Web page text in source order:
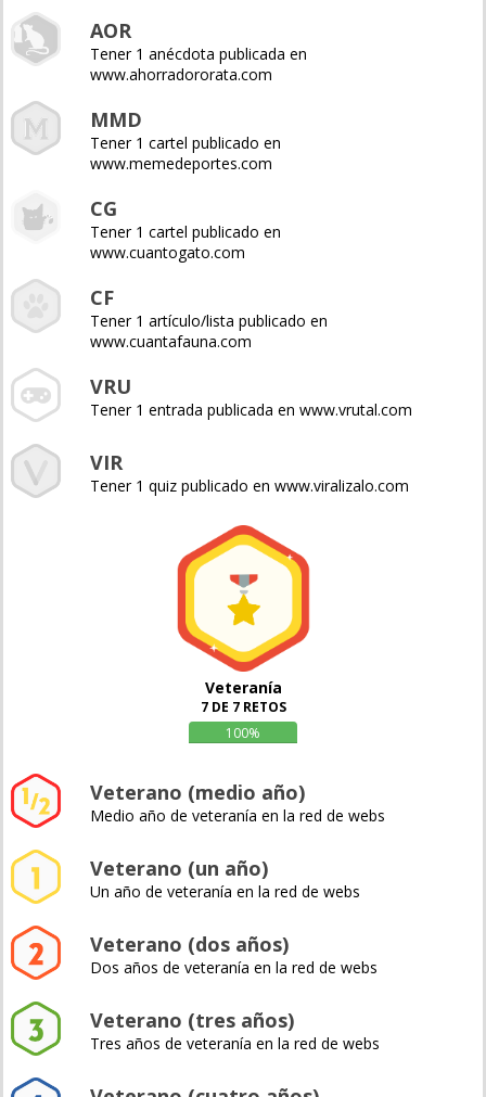
AOR
Tener 1 anécdota publicada en
www.ahorradororata.com
MMD
Tener 1 cartel publicado en
www.memedeportes.com
CG
Tener 1 cartel publicado en
www.cuantogato.com
CF
Tener 1 artículo/lista publicado en
www.cuantafauna.com
VRU
Tener 1 entrada publicada en www.vrutal.com
VIR
Tener 1 quiz publicado en www.viralizalo.com
Veteranía
7 DE 7 RETOS
100%
Veterano (medio año)
Medio año de veteranía en la red de webs
Veterano (un año)
Un año de veteranía en la red de webs
Veterano (dos años)
Dos años de veteranía en la red de webs
Veterano (tres años)
Tres años de veteranía en la red de webs